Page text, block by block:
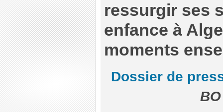
ressurgir ses
enfance à
moments
Dossier de